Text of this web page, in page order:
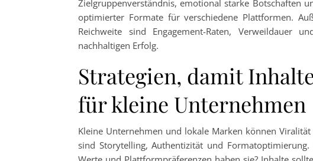
Zielgruppenverständnis, emotional starke Botschaften
optimierter Formate für verschiedene Plattformen.
Reichweite sind Engagement-Raten, Verweildauer
nachhaltigen Erfolg.
Strategien, damit
für kleine Unternehmen
Kleine Unternehmen und lokale Marken können
sind Storytelling, Authentizität und